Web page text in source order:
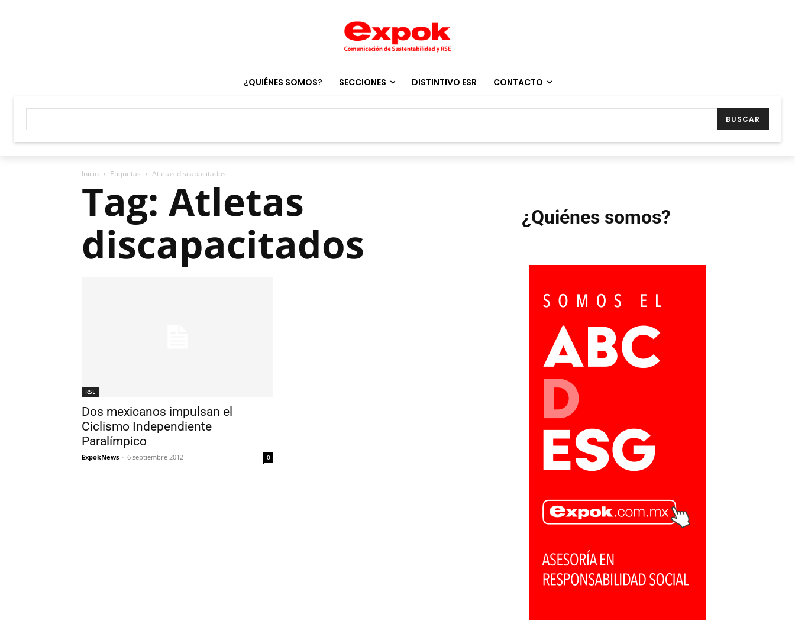
¿QUIÉNES SOMOS? SECCIONES DISTINTIVO ESR CONTACTO
BUSCAR
Inicio Etiquetas Atletas discapacitados
Tag: Atletas
discapacitados
RSE
Dos mexicanos impulsan el
Ciclismo Independiente
Paralímpico
ExpokNews - 6 septiembre 2012 0
¿Quiénes somos?